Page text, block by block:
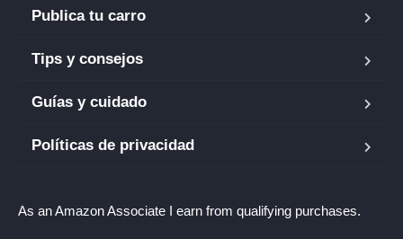
Publica tu carro
Tips y consejos
Guías y cuidado
Políticas de privacidad
As an Amazon Associate I earn from qualifying purchases.